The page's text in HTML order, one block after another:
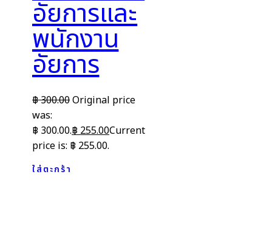
อัยการและ
พนักงาน
อัยการ
฿300.00Original price
was:
฿ 300.00.฿ 255.00Current
price is: ฿ 255.00.
ใส่ตะกร้า